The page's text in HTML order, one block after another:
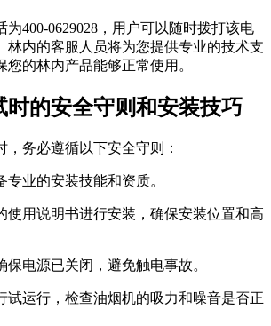
400-0629028，用户可以随时拨打该电
林内的客服人员将为您提供专业的技术支
的林内产品能够正常使用。
时的安全守则和安装技巧
，务必遵循以下安全守则：
专业的安装技能和资质。
使用说明书进行安装，确保安装位置和高
保电源已关闭，避免触电事故。
试运行，检查油烟机的吸力和噪音是否正